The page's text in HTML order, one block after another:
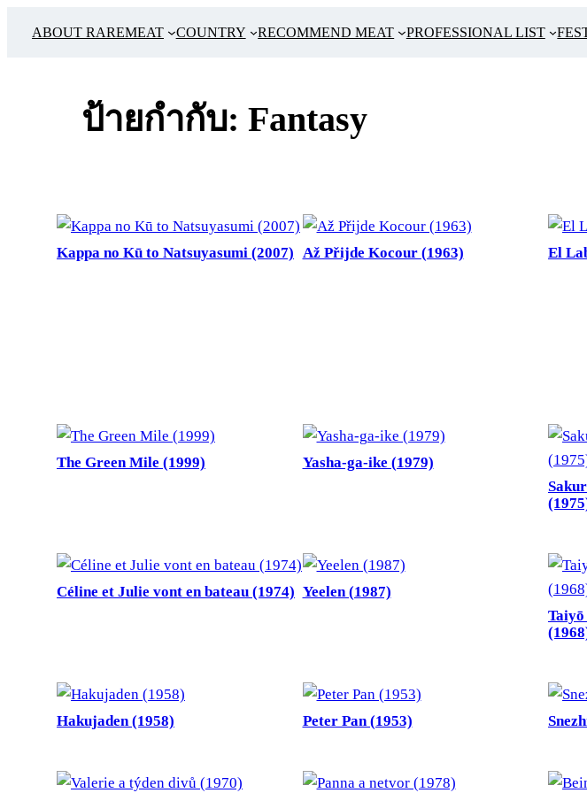
ABOUT RAREMEAT COUNTRY RECOMMEND MEAT PROFESSIONAL LIST
ป้ายกำกับ: Fantasy
Kappa no Kū to Natsuyasumi (2007) Až Přijde Kocour (1963) El
The Green Mile (1999)
Yasha-ga-ike (1979)
Céline et Julie vont en bateau (1974) Yeelen (1987)
Hakujaden (1958) Peter Pan (1953)